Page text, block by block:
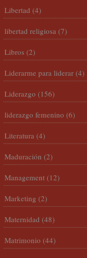
Libertad (4)
libertad religiosa (7)
Libros (2)
Liderarme para liderar (4)
Liderazgo (156)
liderazgo femenino (6)
Literatura (4)
Maduración (2)
Management (12)
Marketing (2)
Maternidad (48)
Matrimonio (44)